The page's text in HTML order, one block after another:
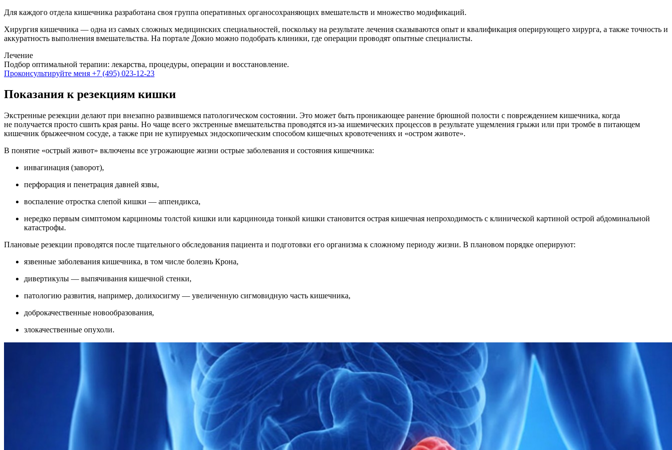
Для каждого отдела кишечника разработана своя группа оперативных органосохраняющих вмешательств и множество модификаций.
Хирургия кишечника — одна из самых сложных медицинских специальностей, поскольку на результате лечения сказываются опыт и квалификация оперирующего хирурга, а также точность и
аккуратность выполнения вмешательства. На портале Докио можно подобрать клиники, где операции проводят опытные специалисты.
Лечение
Подбор оптимальной терапии: лекарства, процедуры, операции и восстановление.
Проконсультируйте меня +7 (495) 023-12-23
Показания к резекциям кишки
Экстренные резекции делают при внезапно развившемся патологическом состоянии. Это может быть проникающее ранение брюшной полости с повреждением кишечника, когда
не получается просто сшить края раны. Но чаще всего экстренные вмешательства проводятся из-за ишемических процессов в результате ущемления грыжи или при тромбе в питающем
кишечник брыжеечном сосуде, а также при не купируемых эндоскопическим способом кишечных кровотечениях и «остром животе».
В понятие «острый живот» включены все угрожающие жизни острые заболевания и состояния кишечника:
инвагинация (заворот),
перфорация и пенетрация давней язвы,
воспаление отростка слепой кишки — аппендикса,
нередко первым симптомом карциномы толстой кишки или карциноида тонкой кишки становится острая кишечная непроходимость с клинической картиной острой абдоминальной
катастрофы.
Плановые резекции проводятся после тщательного обследования пациента и подготовки его организма к сложному периоду жизни. В плановом порядке оперируют:
язвенные заболевания кишечника, в том числе болезнь Крона,
дивертикулы — выпячивания кишечной стенки,
патологию развития, например, долихосигму — увеличенную сигмовидную часть кишечника,
доброкачественные новообразования,
злокачественные опухоли.